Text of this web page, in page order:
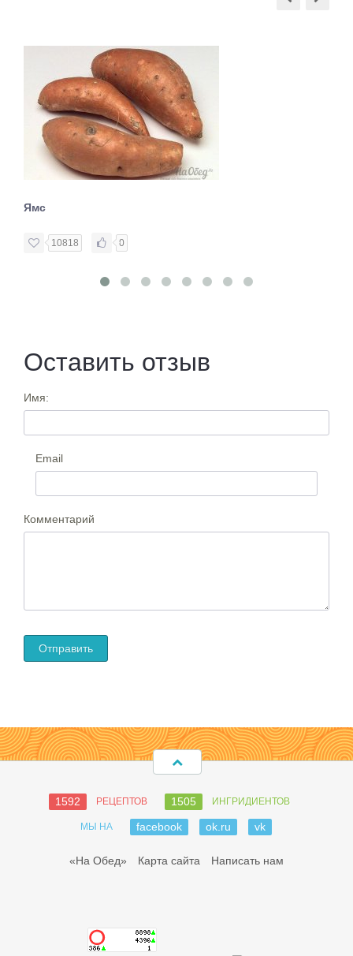
Ямс
10818 0
Оставить отзыв
Имя:
Email
Комментарий
1592 РЕЦЕПТОВ 1505 ИНГРИДИЕНТОВ
МЫ НА facebook ok.ru vk
«На Обед» Карта сайта Написать нам